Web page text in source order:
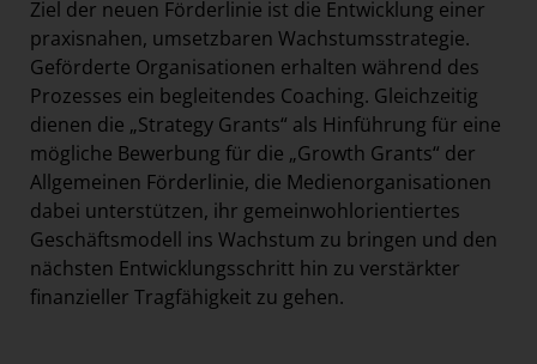
Ziel der neuen Förderlinie ist die Entwicklung einer
praxisnahen, umsetzbaren Wachstumsstrategie.
Geförderte Organisationen erhalten während des
Prozesses ein begleitendes Coaching. Gleichzeitig
dienen die „Strategy Grants“ als Hinführung für eine
mögliche Bewerbung für die „Growth Grants“ der
Allgemeinen Förderlinie, die Medienorganisationen
dabei unterstützen, ihr gemeinwohlorientiertes
Geschäftsmodell ins Wachstum zu bringen und den
nächsten Entwicklungsschritt hin zu verstärkter
finanzieller Tragfähigkeit zu gehen.